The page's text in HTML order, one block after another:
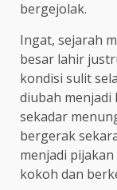
bergejolak.
Ingat, sejarah
besar lahir
kondisi sulit
diubah menjadi
sekadar
bergerak
menjadi
kokoh dan